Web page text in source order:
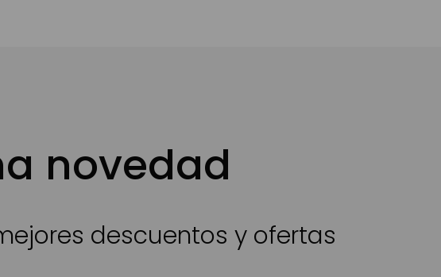
novedad
descuentos y ofertas